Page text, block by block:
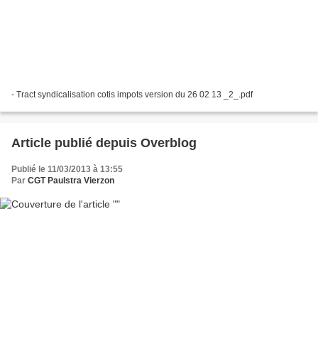
- Tract syndicalisation cotis impots version du 26 02 13 _2_.pdf
Article publié depuis Overblog
Publié le 11/03/2013 à 13:55
Par CGT Paulstra Vierzon